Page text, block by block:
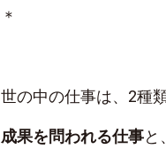
＊
世の中の仕事は、2種
成果を問われる仕事と